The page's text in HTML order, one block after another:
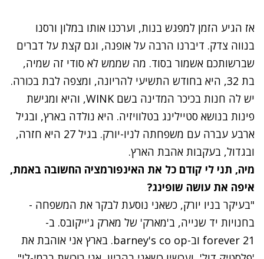
אז הגיע הזמן למפגש בנות, וערכנו אותו במלון ורסנו
בנווה צדק. דיברנו הרבה על אופנה, וגם קצת על דברים
שברשותכם אשמור בסוד. מה שממש לא סודי זה שמיה,
בת 32, היא בחודש התשיעי להריונה, ומצפה לבת בכורה.
יש לה חנות בכיכר המדינה בשם WINK, והיא ומגישת
פינות בנושא סטיילינג בטלוויזיה. היא נולדה בארץ, ובגיל
ארבע עברה עם משפחתה לניו-יורק. בגיל 27 היא חזרה,
ובגדול, בעקבות אהבת הארץ.
מיה, תני לי קודם כל את האינפורמציה החשובה באמת,
איפה את עושה שופינג?
"בעיקר בניו יורק, כשאני נוסעת לבקר את המשפחה -
בחנויות יד שנייה, ב'מארק' של מארק ג'ייקובס. ב-
forever 21 וב-barney's co op. בארץ אני אוהבת את